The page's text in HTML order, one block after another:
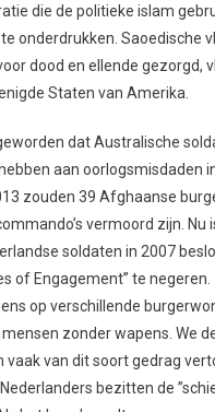
die de politieke islam
onderdrukken. Saoedische
dood en ellende gezorgd,
Staten van Amerika.
dat Australische
aan oorlogsmisdaden
zouden 39 Afghaanse
vermoord zijn. Nu
soldaten in 2007
of Engagement” te negeren.
op verschillende
zonder wapens. We
vaak van dit soort gedrag
bezitten de